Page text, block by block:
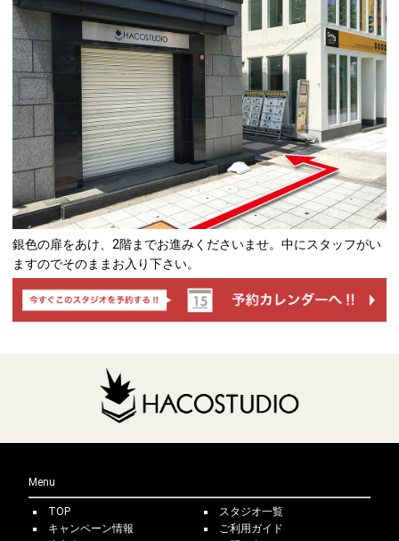
銀色の扉をあけ、2階までお進みくださいませ。中にスタッフがい
ますのでそのままお入り下さい。
Menu
TOP
スタジオ一覧
キャンペーン情報
ご利用ガイド